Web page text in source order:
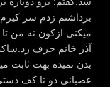
برداشتم زدم سر
میکنی ازکون نه من تا
آذر خانم حرف
بدن نمیده بهت ثابت
عصبانی دو تا کف